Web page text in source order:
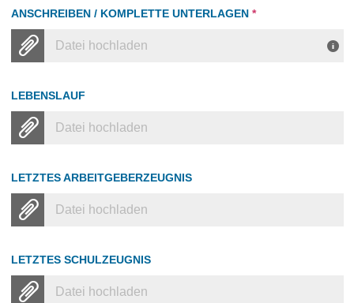
ANSCHREIBEN / KOMPLETTE UNTERLAGEN *
Datei hochladen
LEBENSLAUF
Datei hochladen
LETZTES ARBEITGEBERZEUGNIS
Datei hochladen
LETZTES SCHULZEUGNIS
Datei hochladen